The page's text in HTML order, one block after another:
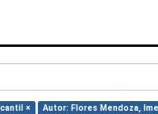
× Autor: Flores Mendoza,